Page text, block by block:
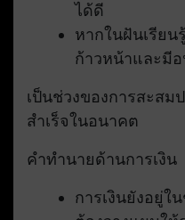
ได้ดี
หากในฝันเรียน
ก้าวหน้าและมี
เป็นช่วงของการสะสม
สำเร็จในอนาคต
คำทำนายด้านการเงิน
การเงินยังอยู่ใ